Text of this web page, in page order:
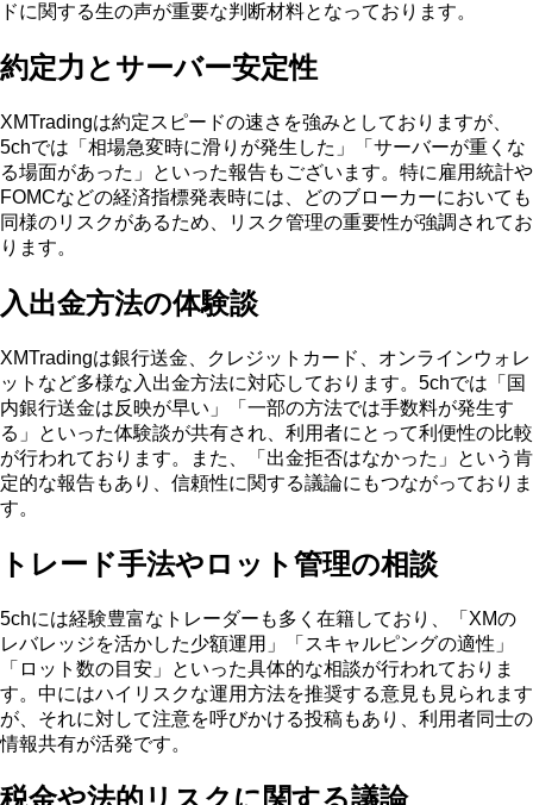
ドに関する生の声が重要な判断材料となっております。
約定力とサーバー安定性
XMTradingは約定スピードの速さを強みとしておりますが、
5chでは「相場急変時に滑りが発生した」「サーバーが重くな
る場面があった」といった報告もございます。特に雇用統計や
FOMCなどの経済指標発表時には、どのブローカーにおいても
同様のリスクがあるため、リスク管理の重要性が強調されてお
ります。
入出金方法の体験談
XMTradingは銀行送金、クレジットカード、オンラインウォレ
ットなど多様な入出金方法に対応しております。5chでは「国
内銀行送金は反映が早い」「一部の方法では手数料が発生す
る」といった体験談が共有され、利用者にとって利便性の比較
が行われております。また、「出金拒否はなかった」という肯
定的な報告もあり、信頼性に関する議論にもつながっておりま
す。
トレード手法やロット管理の相談
5chには経験豊富なトレーダーも多く在籍しており、「XMの
レバレッジを活かした少額運用」「スキャルピングの適性」
「ロット数の目安」といった具体的な相談が行われておりま
す。中にはハイリスクな運用方法を推奨する意見も見られます
が、それに対して注意を呼びかける投稿もあり、利用者同士の
情報共有が活発です。